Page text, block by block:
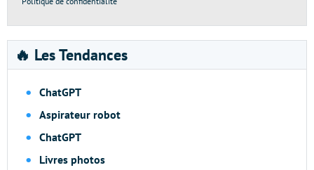
🔥 Les Tendances
ChatGPT
Aspirateur robot
ChatGPT
Livres photos